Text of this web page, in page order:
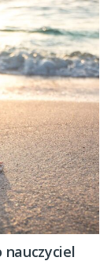
nauczyciel